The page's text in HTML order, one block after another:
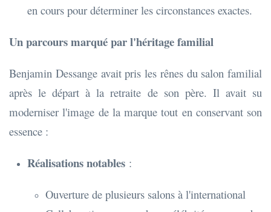
en cours pour déterminer les circonstances exactes.
Un parcours marqué par l'héritage familial
Benjamin Dessange avait pris les rênes du salon familial
après le départ à la retraite de son père. Il avait su
moderniser l'image de la marque tout en conservant son
essence :
Réalisations notables :
Ouverture de plusieurs salons à l'international